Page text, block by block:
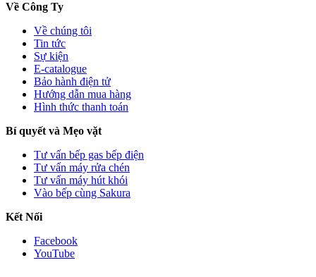
Về Công Ty
Về chúng tôi
Tin tức
Sự kiện
E-catalogue
Bảo hành điện tử
Hướng dẫn mua hàng
Hình thức thanh toán
Bí quyết và Mẹo vặt
Tư vấn bếp gas bếp điện
Tư vấn máy rửa chén
Tư vấn máy hút khói
Vào bếp cùng Sakura
Kết Nối
Facebook
YouTube